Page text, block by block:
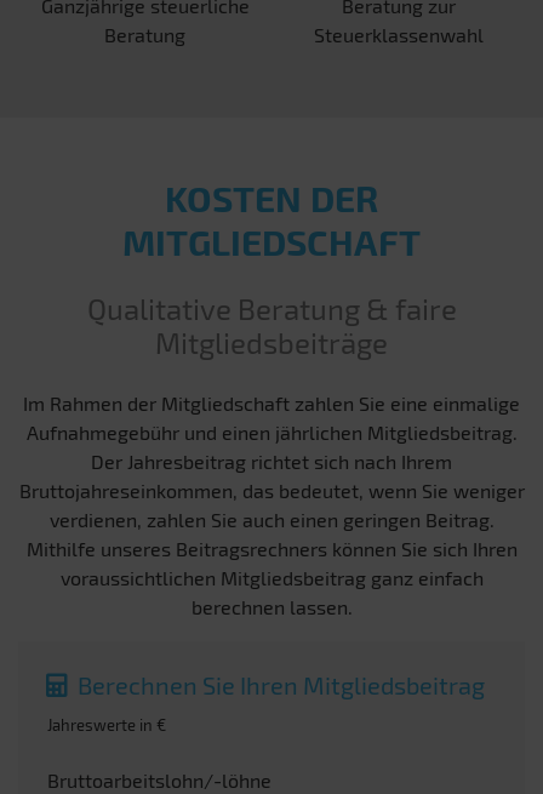
Ganzjährige steuerliche
Beratung
Beratung zur
Steuerklassenwahl
KOSTEN DER
MITGLIEDSCHAFT
Qualitative Beratung & faire
Mitgliedsbeiträge
Im Rahmen der Mitgliedschaft zahlen Sie eine einmalige
Aufnahmegebühr und einen jährlichen Mitgliedsbeitrag.
Der Jahresbeitrag richtet sich nach Ihrem
Bruttojahreseinkommen, das bedeutet, wenn Sie weniger
verdienen, zahlen Sie auch einen geringen Beitrag.
Mithilfe unseres Beitragsrechners können Sie sich Ihren
voraussichtlichen Mitgliedsbeitrag ganz einfach
berechnen lassen.
Berechnen Sie Ihren Mitgliedsbeitrag
Jahreswerte in €
Bruttoarbeitslohn/-löhne